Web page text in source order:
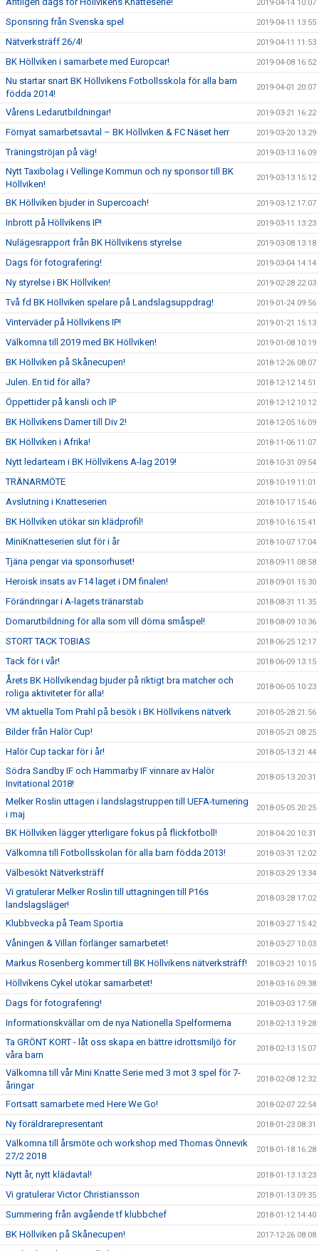
2019-04-14 10:07
Sponsring från Svenska spel 2019-04-11 13:55
Nätverksträff 26/4! 2019-04-11 11:53
BK Höllviken i samarbete med Europcar! 2019-04-08 16:52
Nu startar snart BK Höllvikens Fotbollsskola för alla barn
födda 2014!
2019-04-01 20:07
Vårens Ledarutbildningar! 2019-03-21 16:22
Förnyat samarbetsavtal – BK Höllviken & FC Näset herr 2019-03-20 13:29
Träningströjan på väg! 2019-03-13 16:09
Nytt Taxibolag i Vellinge Kommun och ny sponsor till BK
Höllviken!
2019-03-13 15:12
BK Höllviken bjuder in Supercoach! 2019-03-12 17:07
Inbrott på Höllvikens IP! 2019-03-11 13:23
Nulägesrapport från BK Höllvikens styrelse 2019-03-08 13:18
Dags för fotografering! 2019-03-04 14:14
Ny styrelse i BK Höllviken! 2019-02-28 22:03
Två fd BK Höllviken spelare på Landslagsuppdrag! 2019-01-24 09:56
Vinterväder på Höllvikens IP! 2019-01-21 15:13
Välkomna till 2019 med BK Höllviken! 2019-01-08 10:19
BK Höllviken på Skånecupen! 2018-12-26 08:07
Julen. En tid för alla? 2018-12-12 14:51
Öppettider på kansli och IP 2018-12-12 10:12
BK Höllvikens Damer till Div 2! 2018-12-05 16:09
BK Höllviken i Afrika! 2018-11-06 11:07
Nytt ledarteam i BK Höllvikens A-lag 2019! 2018-10-31 09:54
TRÄNARMÖTE 2018-10-19 11:01
Avslutning i Knatteserien 2018-10-17 15:46
BK Höllviken utökar sin klädprofil! 2018-10-16 15:41
MiniKnatteserien slut för i år 2018-10-07 17:04
Tjäna pengar via sponsorhuset! 2018-09-11 08:58
Heroisk insats av F14 laget i DM finalen! 2018-09-01 15:30
Förändringar i A-lagets tränarstab 2018-08-31 11:35
Domarutbildning för alla som vill döma småspel! 2018-08-09 10:36
STORT TACK TOBIAS 2018-06-25 12:17
Tack för i vår! 2018-06-09 13:15
Årets BK Höllvikendag bjuder på riktigt bra matcher och
roliga aktiviteter för alla!
2018-06-05 10:23
VM aktuella Tom Prahl på besök i BK Höllvikens nätverk 2018-05-28 21:56
Bilder från Halör Cup! 2018-05-21 08:25
Halör Cup tackar för i år! 2018-05-13 21:44
Södra Sandby IF och Hammarby IF vinnare av Halör
Invitational 2018!
2018-05-13 20:31
Melker Roslin uttagen i landslagstruppen till UEFA-turnering
i maj
2018-05-05 20:25
BK Höllviken lägger ytterligare fokus på flickfotboll! 2018-04-20 10:31
Välkomna till Fotbollsskolan för alla barn födda 2013! 2018-03-31 12:02
Välbesökt Nätverksträff 2018-03-29 13:34
Vi gratulerar Melker Roslin till uttagningen till P16s
landslagsläger!
2018-03-28 17:02
Klubbvecka på Team Sportia 2018-03-27 15:42
Våningen & Villan förlänger samarbetet! 2018-03-27 10:03
Markus Rosenberg kommer till BK Höllvikens nätverksträff! 2018-03-21 10:15
Höllvikens Cykel utökar samarbetet! 2018-03-16 09:38
Dags för fotografering! 2018-03-03 17:58
Informationskvällar om de nya Nationella Spelformerna 2018-02-13 19:28
Ta GRÖNT KORT - låt oss skapa en bättre idrottsmiljö för
våra barn
2018-02-13 15:07
Välkomna till vår Mini Knatte Serie med 3 mot 3 spel för 7-
åringar
2018-02-08 12:32
Fortsatt samarbete med Here We Go! 2018-02-07 22:54
Ny föräldrarepresentant 2018-01-23 08:31
Välkomna till årsmöte och workshop med Thomas Önnevik
27/2 2018
2018-01-18 16:28
Nytt år, nytt klädavtal! 2018-01-13 13:23
Vi gratulerar Victor Christiansson 2018-01-13 09:35
Summering från avgående tf klubbchef 2018-01-12 14:40
BK Höllviken på Skånecupen! 2017-12-26 08:08